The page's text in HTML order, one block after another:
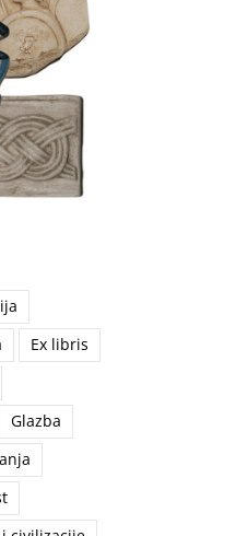
Ex libris
Glazba